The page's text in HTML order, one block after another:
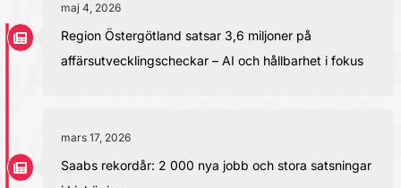
maj 4, 2026
Region Östergötland satsar 3,6 miljoner på
affärsutvecklingscheckar – AI och hållbarhet i fokus
mars 17, 2026
Saabs rekordår: 2 000 nya jobb och stora satsningar